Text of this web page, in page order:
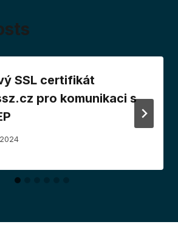
SSL certifikát
pro komunikaci s